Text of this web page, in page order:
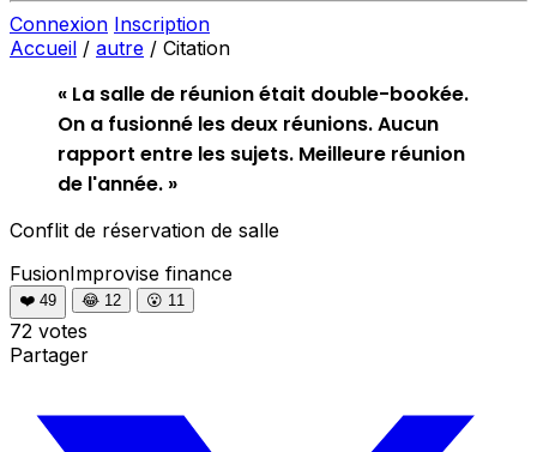
Connexion Inscription
Accueil / autre / Citation
« La salle de réunion était double-bookée.
On a fusionné les deux réunions. Aucun
rapport entre les sujets. Meilleure réunion
de l'année. »
Conflit de réservation de salle
FusionImprovise finance
❤️ 49 😂 12 😮 11
72 votes
Partager